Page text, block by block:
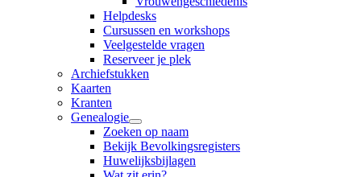
Helpdesks
Cursussen en workshops
Veelgestelde vragen
Reserveer je plek
Archiefstukken
Kaarten
Kranten
Genealogie
Zoeken op naam
Bekijk Bevolkingsregisters
Huwelijksbijlagen